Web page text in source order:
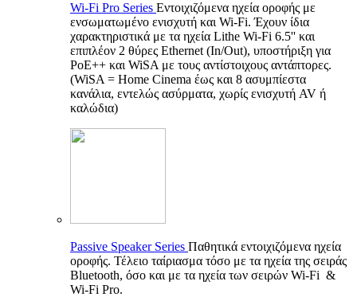
Wi-Fi Pro Series Εντοιχιζόμενα ηχεία οροφής με
ενσωματωμένο ενισχυτή και Wi-Fi. Έχουν ίδια
χαρακτηριστικά με τα ηχεία Lithe Wi-Fi 6.5'' και
επιπλέον 2 θύρες Ethernet (In/Out), υποστήριξη για
PoE++ και WiSA με τους αντίστοιχους αντάπτορες.
(WiSA = Home Cinema έως και 8 ασυμπίεστα
κανάλια, εντελώς ασύρματα, χωρίς ενισχυτή AV ή
καλώδια)
Passive Speaker Series Παθητικά εντοιχιζόμενα ηχεία
οροφής. Τέλειο ταίριασμα τόσο με τα ηχεία της σειράς
Bluetooth, όσο και με τα ηχεία των σειρών Wi-Fi &
Wi-Fi Pro.